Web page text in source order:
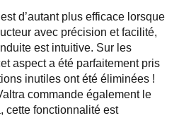
d’autant plus efficace lorsque
avec précision et facilité,
est intuitive. Sur les
aspect a été parfaitement pris
inutiles ont été éliminées !
commande également le
cette fonctionnalité est